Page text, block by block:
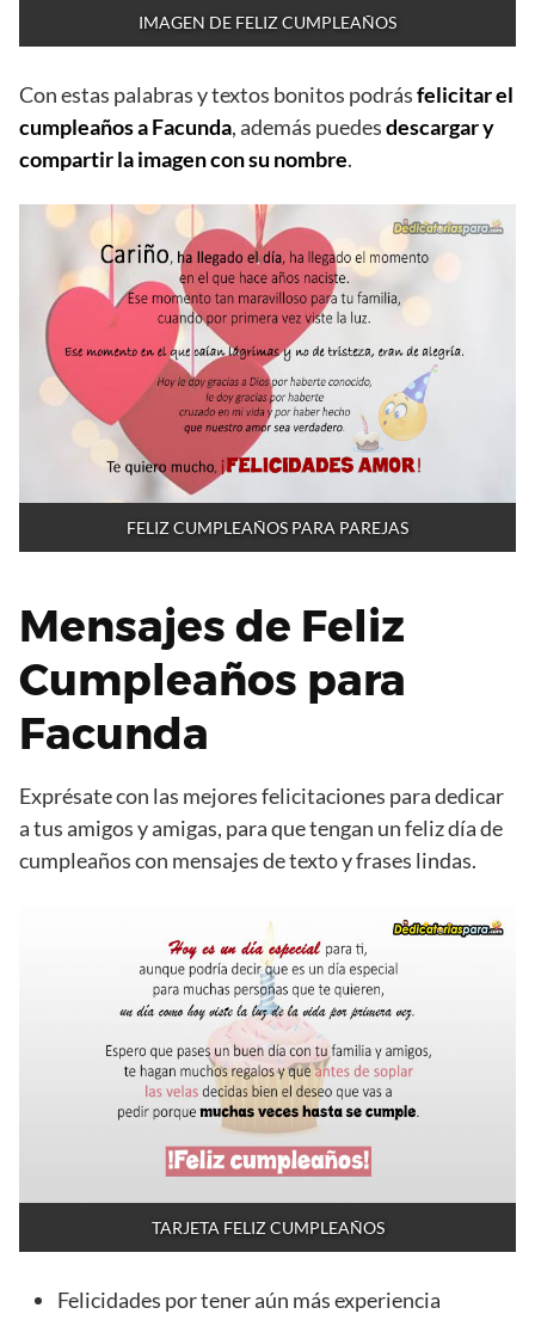
IMAGEN DE FELIZ CUMPLEAÑOS
Con estas palabras y textos bonitos podrásfelicitar el
cumpleaños a Facunda, además puedesdescargar y
compartir la imagen con su nombre.
FELIZ CUMPLEAÑOS PARA PAREJAS
Mensajes de Feliz
Cumpleaños para
Facunda
Exprésate con las mejores felicitaciones para dedicar
a tus amigos y amigas, para que tengan un feliz día de
cumpleaños con mensajes de texto y frases lindas.
TARJETA FELIZ CUMPLEAÑOS
Felicidades por tener aún más experiencia